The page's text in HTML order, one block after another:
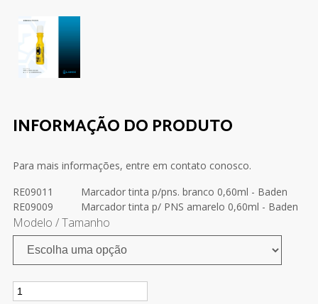
INFORMAÇÃO DO PRODUTO
Para mais informações, entre em contato conosco.
RE09011
Marcador tinta p/pns. branco 0,60ml - Baden
RE09009
Marcador tinta p/ PNS amarelo 0,60ml - Baden
Modelo / Tamanho